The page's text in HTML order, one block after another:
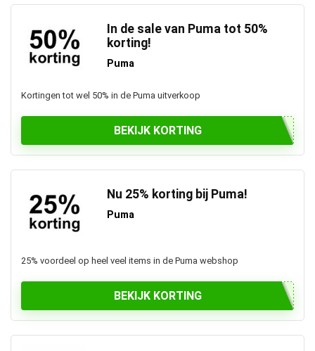
In de sale van Puma tot 50%
korting!
Puma
Kortingen tot wel 50% in de Puma uitverkoop
BEKIJK KORTING
Nu 25% korting bij Puma!
Puma
25% voordeel op heel veel items in de Puma webshop
BEKIJK KORTING